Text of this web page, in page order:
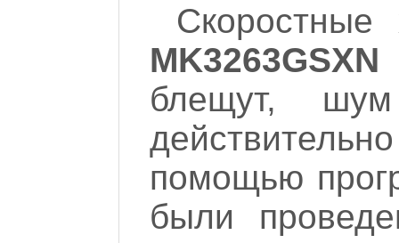
Скоростные
MK3263GSXN
блещут,
помощью
были